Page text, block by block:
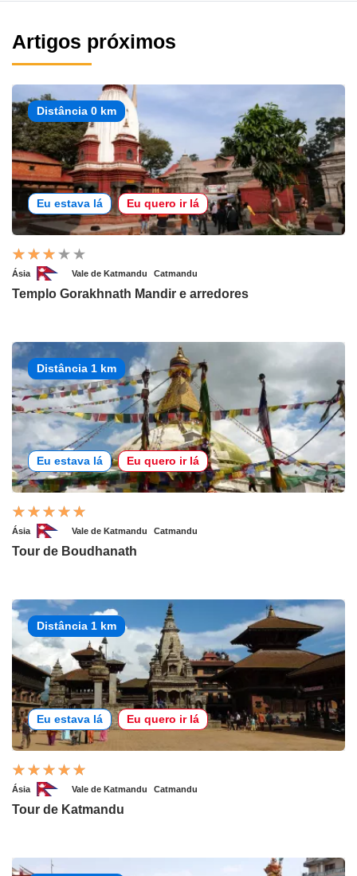
Artigos próximos
Distância 0 km
Eu estava lá Eu quero ir lá
Ásia Vale de Katmandu Catmandu
Templo Gorakhnath Mandir e arredores
Distância 1 km
Eu estava lá Eu quero ir lá
Ásia Vale de Katmandu Catmandu
Tour de Boudhanath
Distância 1 km
Eu estava lá Eu quero ir lá
Ásia Vale de Katmandu Catmandu
Tour de Katmandu